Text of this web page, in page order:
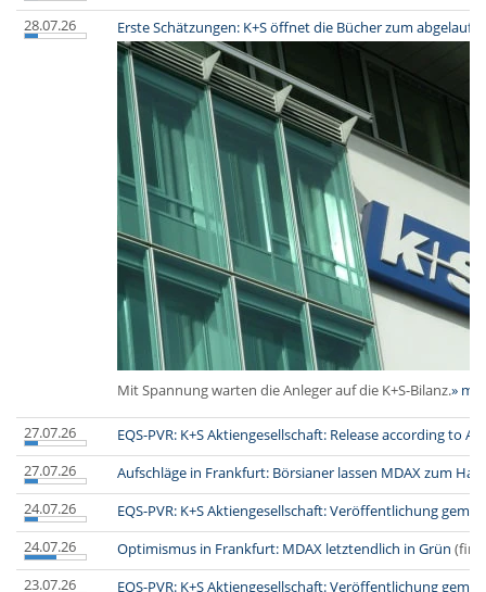
28.07.26
Erste Schätzungen: K+S öffnet die Bücher zum
Mit Spannung warten die Anleger auf die K+S-Bilanz.»
27.07.26
EQS-PVR: K+S Aktiengesellschaft: Release according
27.07.26
Aufschläge in Frankfurt: Börsianer lassen MDAX zum
24.07.26
EQS-PVR: K+S Aktiengesellschaft: Veröffentlichung
24.07.26
Optimismus in Frankfurt: MDAX letztendlich in Grün
23.07.26
EQS-PVR: K+S Aktiengesellschaft: Veröffentlichung